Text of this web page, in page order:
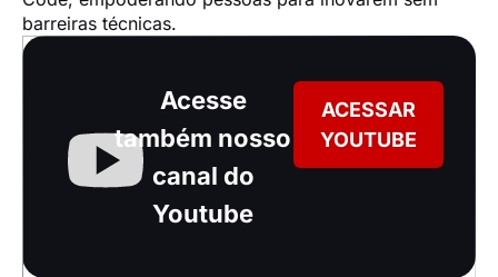
barreiras técnicas.
Acesse
também nosso
canal do
Youtube
ACESSAR
YOUTUBE